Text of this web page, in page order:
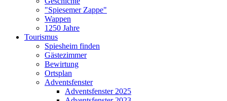
"Spiesemer Zappe"
Wappen
1250 Jahre
Tourismus
Spiesheim finden
Gästezimmer
Bewirtung
Ortsplan
Adventsfenster
Adventsfenster 2025